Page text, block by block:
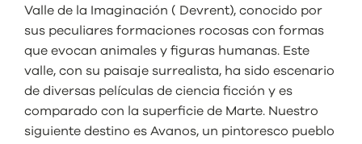
Valle de la Imaginación ( Devrent), conocido por
sus peculiares formaciones rocosas con formas
que evocan animales y figuras humanas. Este
valle, con su paisaje surrealista, ha sido escenario
de diversas películas de ciencia ficción y es
comparado con la superficie de Marte. Nuestro
siguiente destino es Avanos, un pintoresco pueblo